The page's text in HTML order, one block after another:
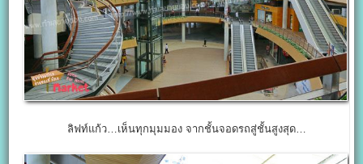
ลิฟท์แก้ว…เห็นทุกมุมมอง จากชั้นจอดรถสู่ชั้นสูงสุด…